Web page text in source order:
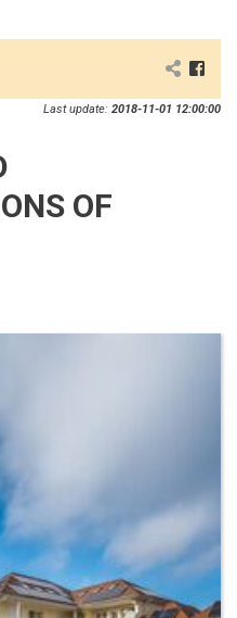
Last update: 2018-11-01 12:00:00
OF